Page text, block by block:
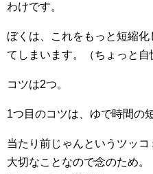
わけです。
ぼくは、これをもっと短縮
てしまいます。（ちょっと自
コツは2つ。
1つ目のコツは、ゆで時間の
当たり前じゃんというツッコ
大切なことなので念のため。